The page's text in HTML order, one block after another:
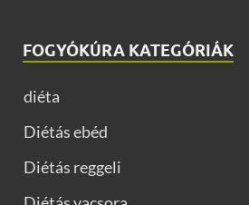
FOGYÓKÚRA KATEGÓRIÁK
diéta
Diétás ebéd
Diétás reggeli